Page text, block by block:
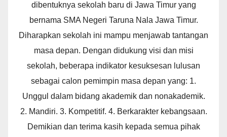
dibentuknya sekolah baru di Jawa Timur yang
bernama SMA Negeri Taruna Nala Jawa Timur.
Diharapkan sekolah ini mampu menjawab tantangan
masa depan. Dengan didukung visi dan misi
sekolah, beberapa indikator kesuksesan lulusan
sebagai calon pemimpin masa depan yang: 1.
Unggul dalam bidang akademik dan nonakademik.
2. Mandiri. 3. Kompetitif. 4. Berkarakter kebangsaan.
Demikian dan terima kasih kepada semua pihak